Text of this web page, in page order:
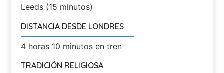
Leeds (15 minutos)
DISTANCIA DESDE LONDRES
4 horas 10 minutos en tren
TRADICIÓN RELIGIOSA